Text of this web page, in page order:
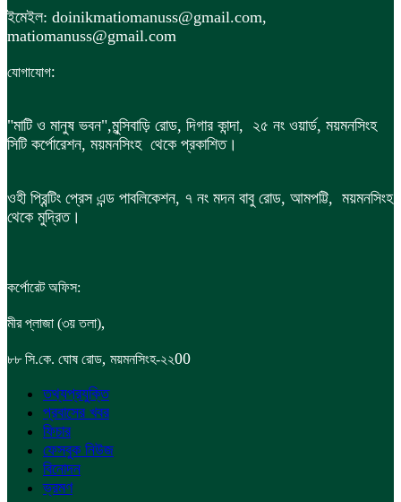
ইমেইল: doinikmatiomanuss@gmail.com,
matiomanuss@gmail.com
যোগাযোগ:
"মাটি ও মানুষ ভবন",মুন্সিবাড়ি রোড, দিগার কান্দা, ২৫ নং ওয়ার্ড, ময়মনসিংহ
সিটি কর্পোরেশন, ময়মনসিংহ থেকে প্রকাশিত।
ওহী প্রিন্টিং প্রেস এন্ড পাবলিকেশন, ৭ নং মদন বাবু রোড, আমপট্টি, ময়মনসিংহ
থেকে মুদ্রিত।
কর্পোরেট অফিস:
মীর প্লাজা (৩য় তলা),
৮৮ সি.কে. ঘোষ রোড, ময়মনসিংহ-২২00
তথ্যপ্রযুক্তি
প্রবাসের খবর
ফিচার
ফেসবুক নিউজ
বিনোদন
ভ্রমণ